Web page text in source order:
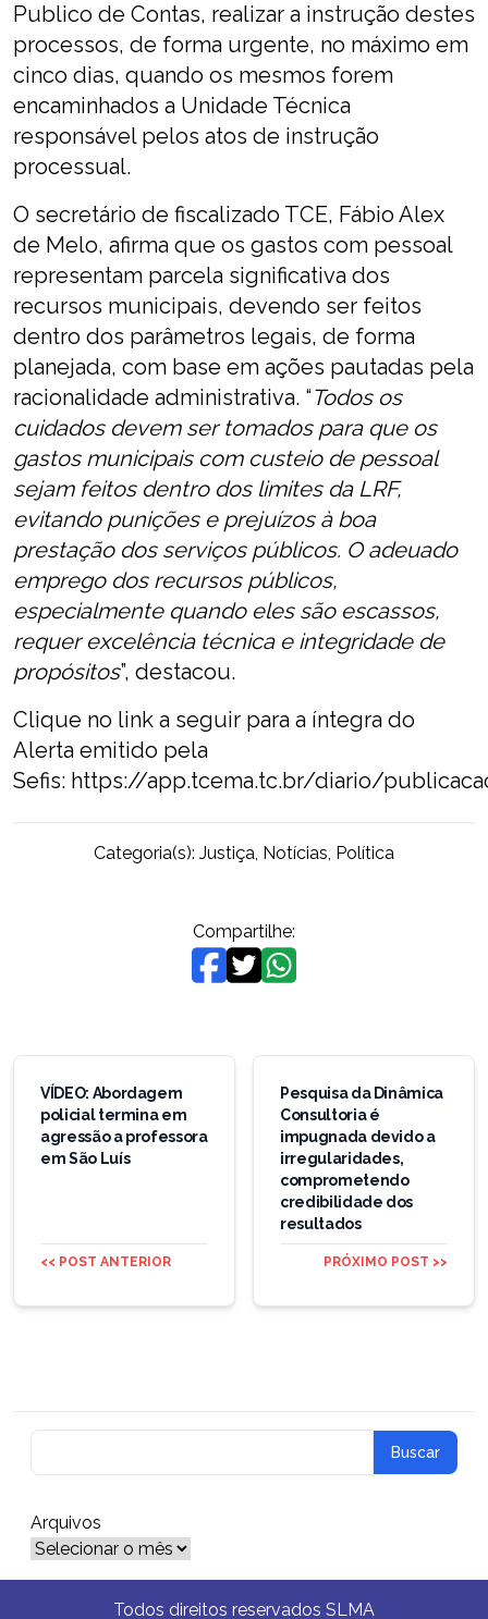
Publico de Contas, realizar a instrução destes
processos, de forma urgente, no máximo em
cinco dias, quando os mesmos forem
encaminhados a Unidade Técnica
responsável pelos atos de instrução
processual.
O secretário de fiscalizado TCE, Fábio Alex
de Melo, afirma que os gastos com pessoal
representam parcela significativa dos
recursos municipais, devendo ser feitos
dentro dos parâmetros legais, de forma
planejada, com base em ações pautadas pela
racionalidade administrativa. “Todos os
cuidados devem ser tomados para que os
gastos municipais com custeio de pessoal
sejam feitos dentro dos limites da LRF,
evitando punições e prejuízos à boa
prestação dos serviços públicos. O adeuado
emprego dos recursos públicos,
especialmente quando eles são escassos,
requer excelência técnica e integridade de
propósitos”, destacou.
Clique no link a seguir para a íntegra do
Alerta emitido pela
Sefis: https://app.tcema.tc.br/diario/
Categoria(s): Justiça, Notícias, Política
Compartilhe:
Navegação
Post
VÍDEO: Abordagem
policial termina em
agressão a professora
em São Luís
<< POST ANTERIOR
Pesquisa da Dinâmica
Consultoria é
impugnada devido a
irregularidades,
comprometendo
credibilidade dos
resultados
PRÓXIMO POST >>
Arquivos
Arquivos
Todos direitos reservados SLMA